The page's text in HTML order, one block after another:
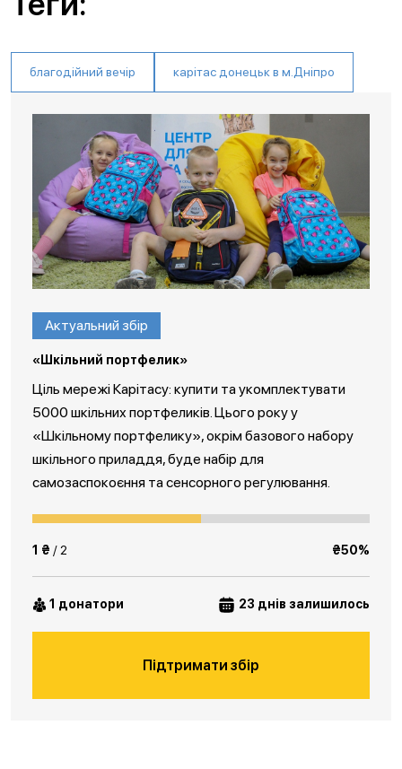
благодійний вечір карітас донецьк в м.Дніпро
Актуальний збір
«Шкільний портфелик»
Ціль мережі Карітасу: купити та укомплектувати
5000 шкільних портфеликів. Цього року у
«Шкільному портфелику», окрім базового набору
шкільного приладдя, буде набір для
самозаспокоєння та сенсорного регулювання.
1 ₴ / 2 ₴50%
1 донатори 23 днів залишилось
Підтримати збір